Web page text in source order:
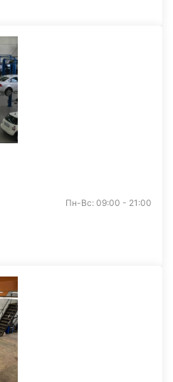
Пн-Вс: 09:00 - 21:00